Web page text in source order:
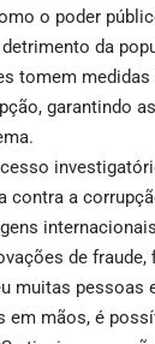
o poder
da
tomem medidas
garantindo
contra a
de
muitas pessoas
em mãos, é